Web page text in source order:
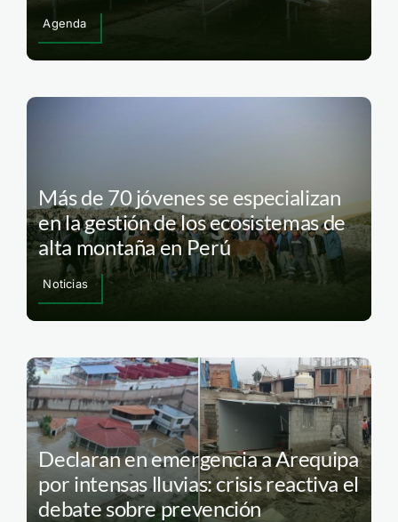
Agenda
Más de 70 jóvenes se especializan
en la gestión de los ecosistemas de
alta montaña en Perú
Noticias
Declaran en emergencia a Arequipa
por intensas lluvias: crisis reactiva el
debate sobre prevención